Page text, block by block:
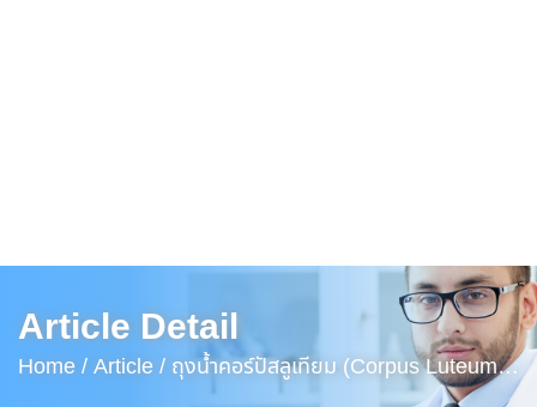
Article Detail
Home /Article / ถุงน้ำคอร์ปัสลูเทียม (Corpus Luteum